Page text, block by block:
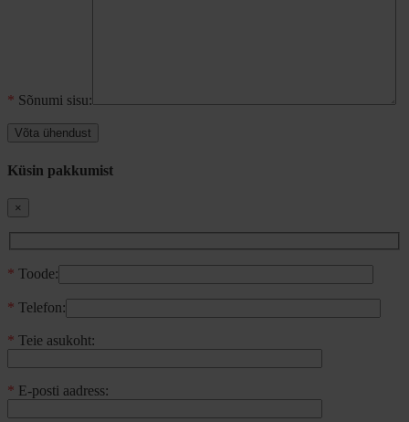
* Sõnumi sisu:
Küsin pakkumist
×
* Toode:
* Telefon:
* Teie asukoht:
* E-posti aadress: